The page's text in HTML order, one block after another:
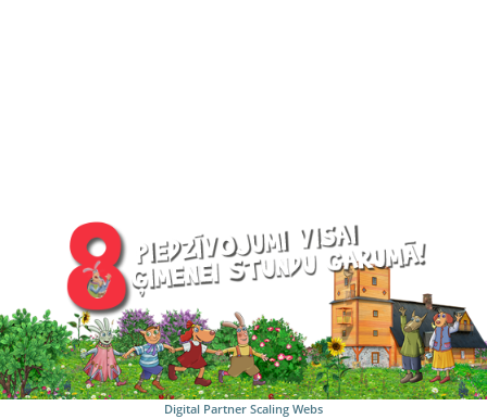
Digital Partner Scaling Webs